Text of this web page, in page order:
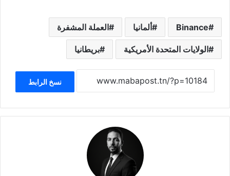
Binance ألمانيا العملة المشفرة
الولايات المتحدة الأمريكية بريطانيا
نسخ الرابط